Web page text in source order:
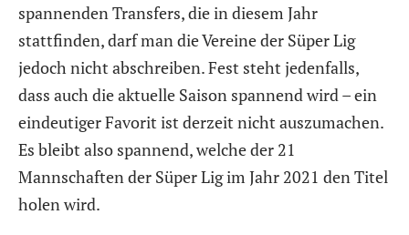
spannenden Transfers, die in diesem Jahr
stattfinden, darf man die Vereine der Süper Lig
jedoch nicht abschreiben. Fest steht jedenfalls,
dass auch die aktuelle Saison spannend wird – ein
eindeutiger Favorit ist derzeit nicht auszumachen.
Es bleibt also spannend, welche der 21
Mannschaften der Süper Lig im Jahr 2021 den Titel
holen wird.